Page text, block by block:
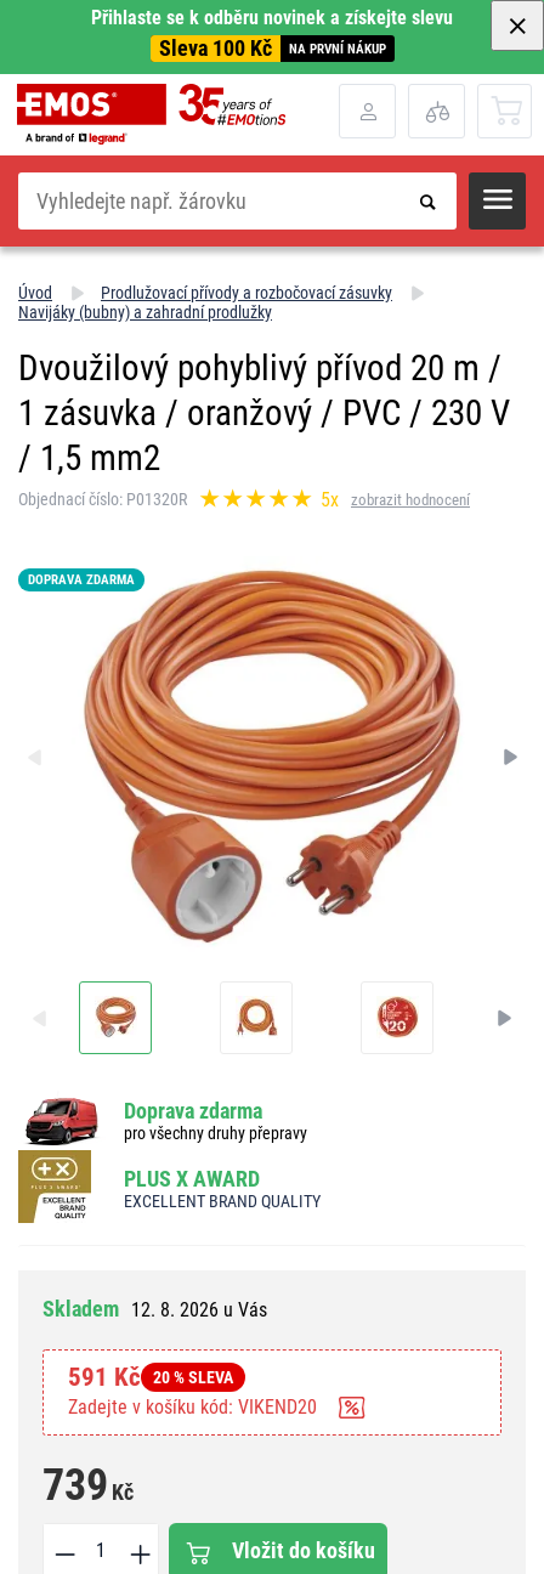
Přihlaste se k odběru novinek a získejte slevu
Sleva 100 Kč NA PRVNÍ NÁKUP
Hledat
Úvod
Prodlužovací přívody a rozbočovací zásuvky
Navijáky (bubny) a zahradní prodlužky
Dvoužilový pohyblivý přívod 20 m /
1 zásuvka / oranžový / PVC / 230 V
/ 1,5 mm2
Objednací číslo: P01320R 5x zobrazit hodnocení
DOPRAVA ZDARMA
Doprava zdarma
pro všechny druhy přepravy
PLUS X AWARD
EXCELLENT BRAND QUALITY
Skladem 12. 8. 2026 u Vás
591 Kč 20 % SLEVA
Zadejte v košíku kód: VIKEND20
739 Kč
Vložit do košíku